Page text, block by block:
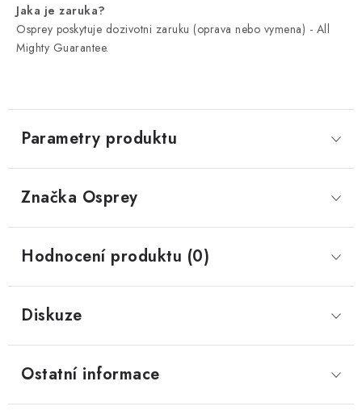
Jaka je zaruka?
Osprey poskytuje dozivotni zaruku (oprava nebo vymena) - All
Mighty Guarantee.
Parametry produktu
Značka Osprey
Hodnocení produktu (0)
Diskuze
Ostatní informace